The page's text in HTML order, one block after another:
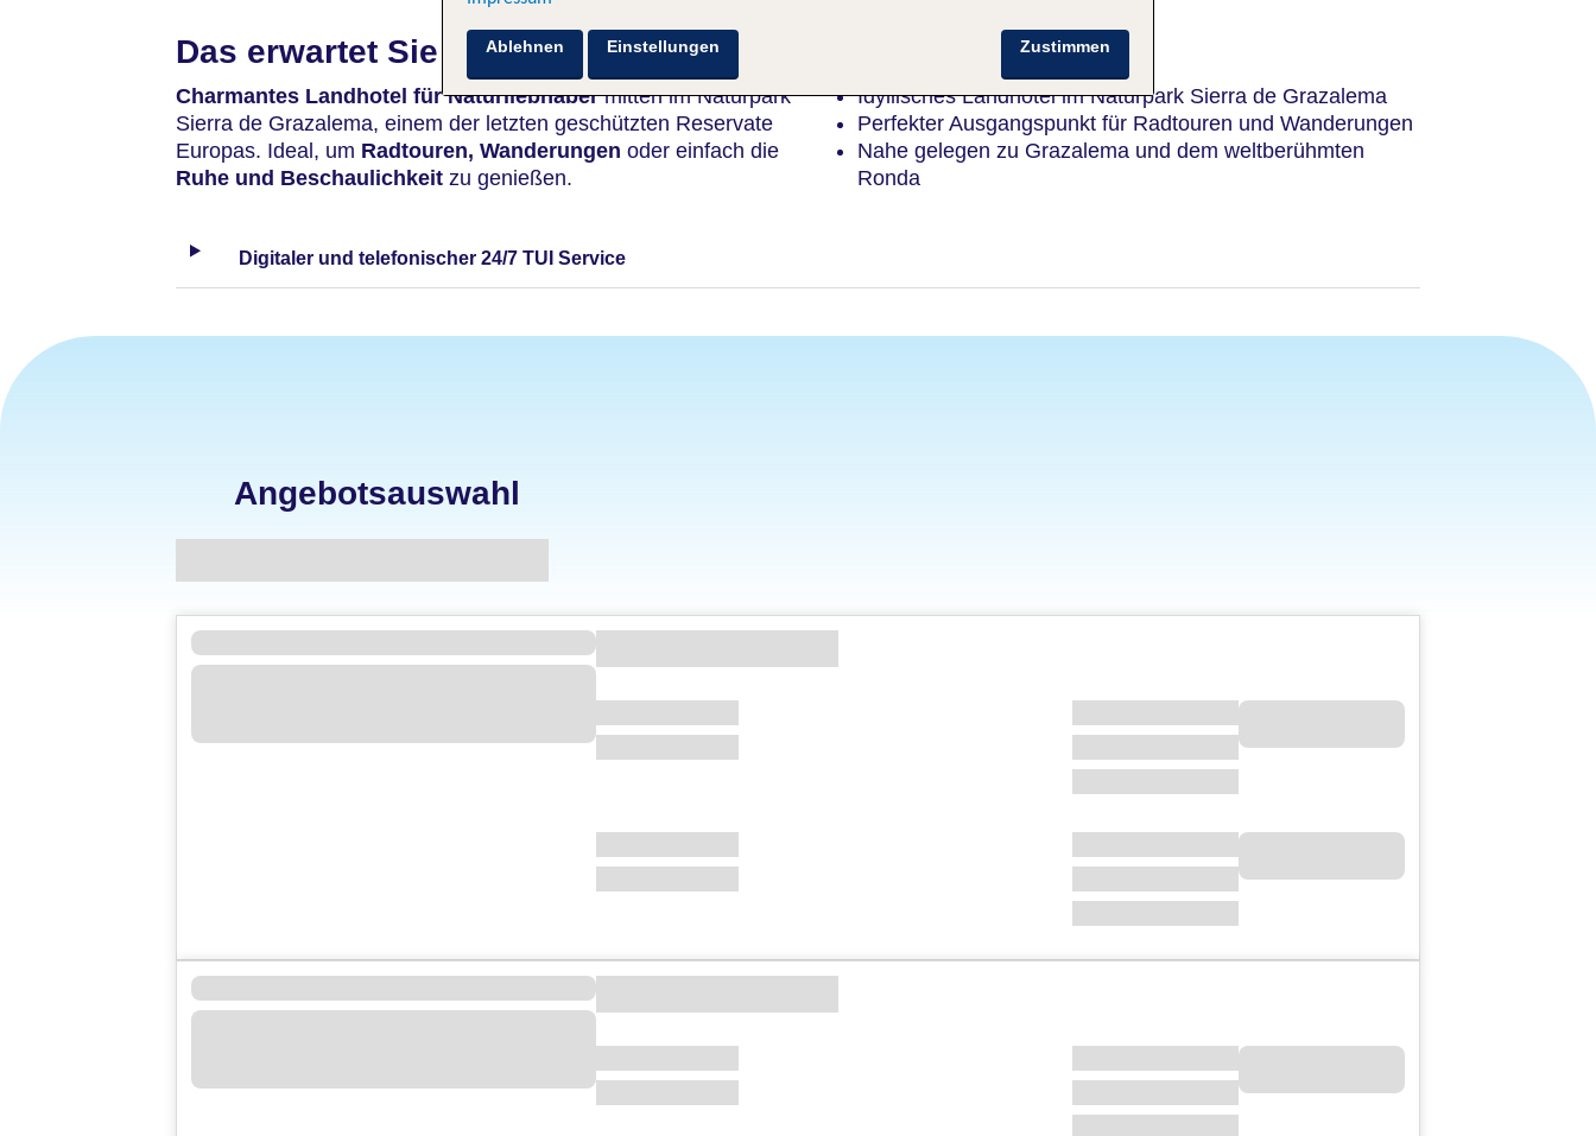
Das erwartet Sie
Charmantes Landhotel für Naturliebhabermitten im Naturpark
Sierra de Grazalema, einem der letzten geschützten Reservate
Europas. Ideal, um Radtouren, Wanderungen oder einfach die
Ruhe und Beschaulichkeit zu genießen.
Idyllisches Landhotel im Naturpark Sierra de Grazalema
Perfekter Ausgangspunkt für Radtouren und Wanderungen
Nahe gelegen zu Grazalema und dem weltberühmten
Ronda
Digitaler und telefonischer 24/7 TUI Service
Angebotsauswahl
Zustimmen
Ablehnen Einstellungen